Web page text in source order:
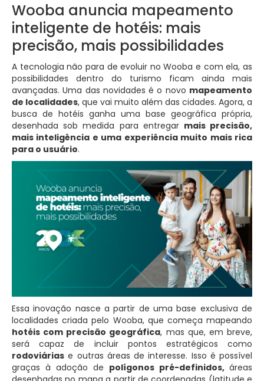
Wooba anuncia mapeamento
inteligente de hotéis: mais
precisão, mais possibilidades
A tecnologia não para de evoluir no Wooba e com ela, as
possibilidades dentro do turismo ficam ainda mais
avançadas. Uma das novidades é o novo mapeamento
de localidades, que vai muito além das cidades. Agora, a
busca de hotéis ganha uma base geográfica própria,
desenhada sob medida para entregar mais precisão,
mais inteligência e uma experiência muito mais rica
para o usuário.
Essa inovação nasce a partir de uma base exclusiva de
localidades criada pelo Wooba, que começa mapeando
hotéis com precisão geográfica, mas que, em breve,
será capaz de incluir pontos estratégicos como
rodoviárias e outras áreas de interesse. Isso é possível
graças à adoção de polígonos pré-definidos, áreas